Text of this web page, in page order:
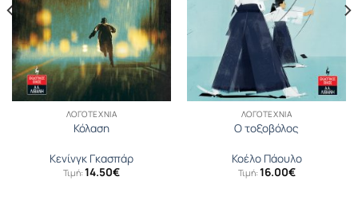
ΛΟΓΟΤΕΧΝΊΑ
Κόλαση
Κενίνγκ Γκασπάρ
Τιμή: 14.50€
ΛΟΓΟΤΕΧΝΊΑ
Ο τοξοβόλος
Κοέλο Πάουλο
Τιμή: 16.00€